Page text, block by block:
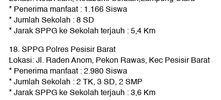
* Penerima manfaat : 1.166 Siswa
* Jumlah Sekolah : 8 SD
* Jarak SPPG ke Sekolah terjauh : 5,4 Km
18. SPPG Polres Pesisir Barat
Lokasi: Jl. Raden Anom, Pekon Rawas, Kec Pesisir Barat
* Penerima manfaat : 2.980 Siswa
* Jumlah Sekolah : 2 TK, 3 SD, 2 SMP
* Jarak SPPG ke Sekolah terjauh : 3,6 Km